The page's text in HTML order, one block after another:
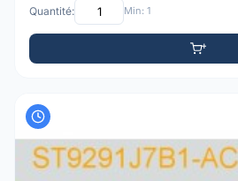
Quantité: Min: 1